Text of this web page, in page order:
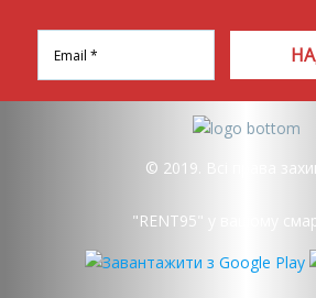
© 2019. Всі права
"RENT95" у вашому